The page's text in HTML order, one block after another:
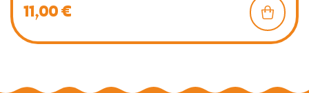
11,00€